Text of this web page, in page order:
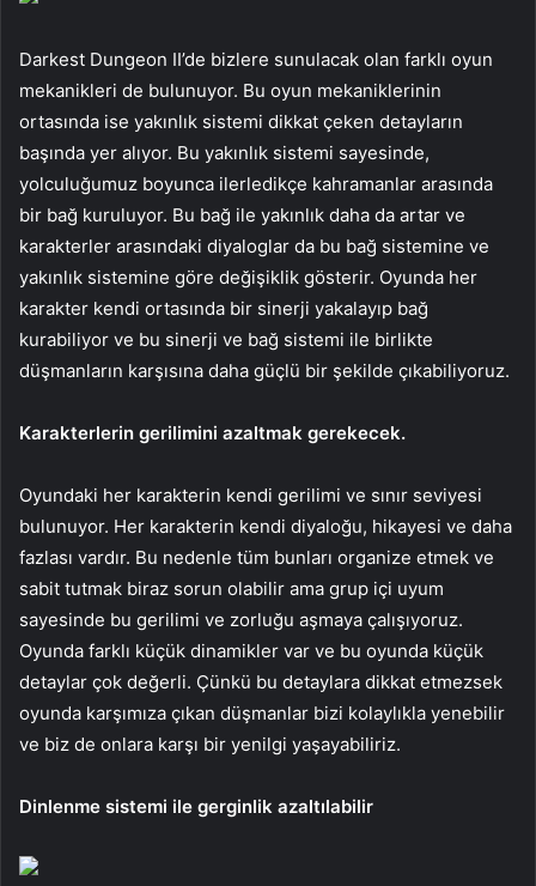
Darkest Dungeon II’de bizlere sunulacak olan farklı oyun
mekanikleri de bulunuyor. Bu oyun mekaniklerinin
ortasında ise yakınlık sistemi dikkat çeken detayların
başında yer alıyor. Bu yakınlık sistemi sayesinde,
yolculuğumuz boyunca ilerledikçe kahramanlar arasında
bir bağ kuruluyor. Bu bağ ile yakınlık daha da artar ve
karakterler arasındaki diyaloglar da bu bağ sistemine ve
yakınlık sistemine göre değişiklik gösterir. Oyunda her
karakter kendi ortasında bir sinerji yakalayıp bağ
kurabiliyor ve bu sinerji ve bağ sistemi ile birlikte
düşmanların karşısına daha güçlü bir şekilde çıkabiliyoruz.
Karakterlerin gerilimini azaltmak gerekecek.
Oyundaki her karakterin kendi gerilimi ve sınır seviyesi
bulunuyor. Her karakterin kendi diyaloğu, hikayesi ve daha
fazlası vardır. Bu nedenle tüm bunları organize etmek ve
sabit tutmak biraz sorun olabilir ama grup içi uyum
sayesinde bu gerilimi ve zorluğu aşmaya çalışıyoruz.
Oyunda farklı küçük dinamikler var ve bu oyunda küçük
detaylar çok değerli. Çünkü bu detaylara dikkat etmezsek
oyunda karşımıza çıkan düşmanlar bizi kolaylıkla yenebilir
ve biz de onlara karşı bir yenilgi yaşayabiliriz.
Dinlenme sistemi ile gerginlik azaltılabilir